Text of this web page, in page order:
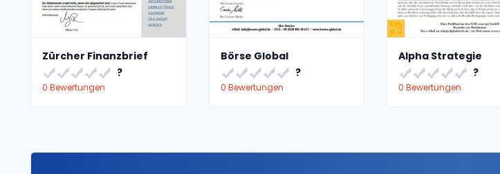
Zürcher Finanzbrief
?
0 Bewertungen
Börse Global
?
0 Bewertungen
Alpha Strategie
?
0 Bewertungen